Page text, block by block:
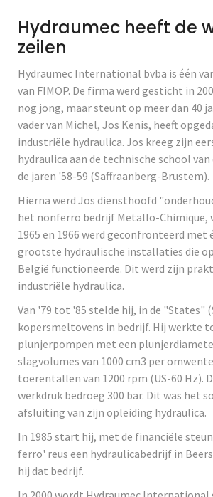
Hydraumec heeft de
zeilen
Hydraumec International bvba is één
van FIMOP. De firma werd gesticht in
nog jong, maar steunt op meer dan 40
vader van Michel, Jos Kenis, heeft
industriële hydraulica. Jos kreeg zijn
hydraulica aan de technische school
de jaren '58-59 (Saffraanberg-Brustem).
Hierna werd Jos diensthoofd
het nonferro bedrijf Metallo-Chimique,
1965 en 1966 werd geconfronteerd met
grootste hydraulische installaties die
België functioneerde. Dit werd zijn
industriële hydraulica.
Van '79 tot '85 stelde hij, in de "States"
kopersmeltovens in bedrijf. Hij werkte
plunjerpompen met een
slagvolumes van 1000 cm3 per
toerentallen van 1200 rpm (US-60 Hz).
werkdruk bedroeg 300 bar. Dit was het
afsluiting van zijn opleiding hydraulica.
In 1985 start hij, met de financiële
ferro' reus een hydraulicabedrijf in
hij dat bedrijf.